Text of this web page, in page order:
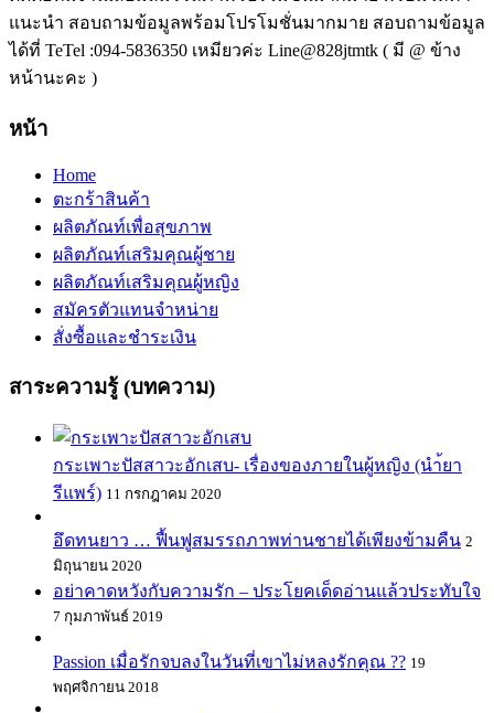
แนะนำ สอบถามข้อมูลพร้อมโปรโมชั่นมากมาย สอบถามข้อมูล
ได้ที่ TeTel :094-5836350 เหมียวค่ะ Line@828jtmtk ( มี @ ข้าง
หน้านะคะ )
หน้า
Home
ตะกร้าสินค้า
ผลิตภัณท์เพื่อสุขภาพ
ผลิตภัณท์เสริมคุณผู้ชาย
ผลิตภัณท์เสริมคุณผู้หญิง
สมัครตัวแทนจำหน่าย
สั่งซื้อและชำระเงิน
สาระความรู้ (บทความ)
กระเพาะปัสสาวะอักเสบ- เรื่องของภายในผู้หญิง (นำ้ยา
รีแพร์) 11 กรกฎาคม 2020
อึดทนยาว … ฟื้นฟูสมรรถภาพท่านชายได้เพียงข้ามคืน 2
มิถุนายน 2020
อย่าคาดหวังกับความรัก – ประโยคเด็ดอ่านแล้วประทับใจ
7 กุมภาพันธ์ 2019
Passion เมื่อรักจบลงในวันที่เขาไม่หลงรักคุณ ?? 19
พฤศจิกายน 2018